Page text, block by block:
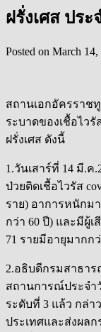
ฝรั่งเศส ประ
Posted on March 14,
สถานเอกอัครราช
ระบาดของเชื้อไว
ฝรั่งเศส ดังนี้
1.วันเสาร์ที่ 14 มี.ค
ป่วยติดเชื้อไวรัส
ราย) อาการหนักม
กว่า 60 ปี) และมีผู้เ
71 รายมีอายุมากก
2.อธิบดีกรมสาธา
สถานการณ์ประจำ
ระดับที่ 3 แล้ว กล่า
ประเทศและส่งผล